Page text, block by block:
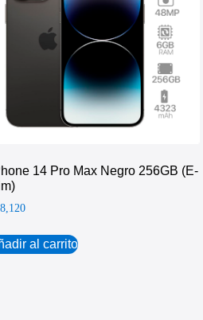
14 Pro Max Negro 256GB (e-
al carrito